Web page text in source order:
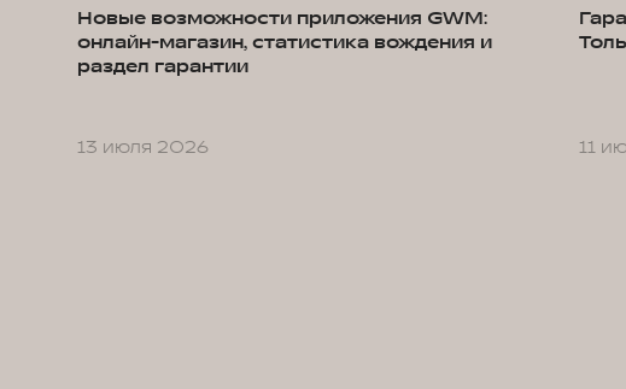
Новые возможности приложения GWM:
онлайн-магазин, статистика вождения и
раздел гарантии
13 июля 2026 11